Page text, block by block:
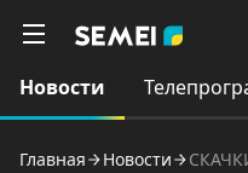
Новости
Главная Новости